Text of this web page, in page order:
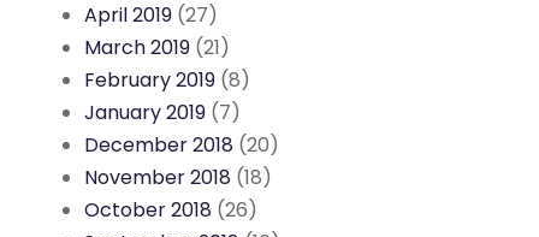
April 2019 (27)
March 2019 (21)
February 2019 (8)
January 2019 (7)
December 2018 (20)
November 2018 (18)
October 2018 (26)